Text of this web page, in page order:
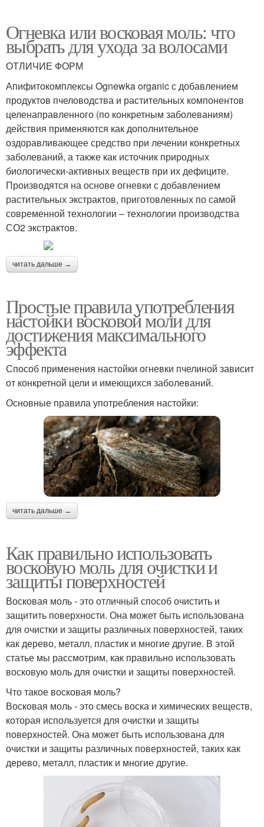
Огневка или восковая моль: что
выбрать для ухода за волосами
ОТЛИЧИЕ ФОРМ
Апифитокомплексы Ognewka organic с добавлением
продуктов пчеловодства и растительных компонентов
целенаправленного (по конкретным заболеваниям)
действия применяются как дополнительное
оздоравливающее средство при лечении конкретных
заболеваний, а также как источник природных
биологически-активных веществ при их дефиците.
Производятся на основе огневки с добавлением
растительных экстрактов, приготовленных по самой
современной технологии – технологии производства
СО2 экстрактов.
читать дальше →
Простые правила употребления
настойки восковой моли для
достижения максимального
эффекта
Способ применения настойки огневки пчелиной зависит
от конкретной цели и имеющихся заболеваний.
Основные правила употребления настойки:
читать дальше →
Как правильно использовать
восковую моль для очистки и
защиты поверхностей
Восковая моль - это отличный способ очистить и
защитить поверхности. Она может быть использована
для очистки и защиты различных поверхностей, таких
как дерево, металл, пластик и многие другие. В этой
статье мы рассмотрим, как правильно использовать
восковую моль для очистки и защиты поверхностей.
Что такое восковая моль?
Восковая моль - это смесь воска и химических веществ,
которая используется для очистки и защиты
поверхностей. Она может быть использована для
очистки и защиты различных поверхностей, таких как
дерево, металл, пластик и многие другие.